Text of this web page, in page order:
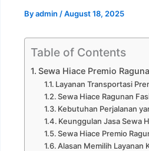
Byadmin /August 18, 2025
Table of Contents
Sewa Hiace Premio
Layanan Transportasi
Sewa Hiace Ragunan
Kebutuhan Perjalanan
Keunggulan Jasa Sewa
Sewa Hiace Premio
Alasan Memilih Layanan